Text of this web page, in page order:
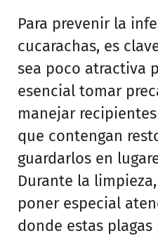
Para prevenir la
cucarachas, es
sea poco atractiva
esencial tomar
manejar
que contengan
guardarlos en
Durante la
poner especial
donde estas plagas